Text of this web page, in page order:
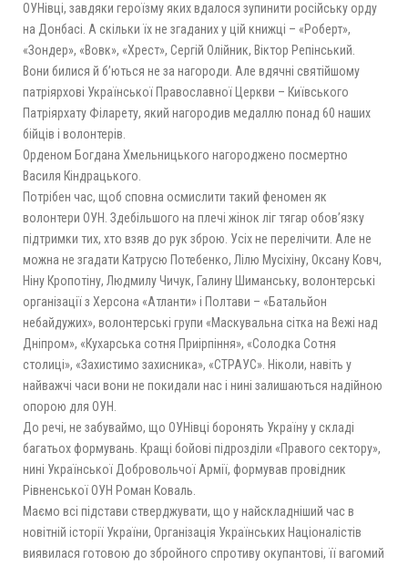
ОУНівці, завдяки героїзму яких вдалося зупинити російську орду
на Донбасі. А скільки їх не згаданих у цій книжці – «Роберт»,
«Зондер», «Вовк», «Хрест», Сергій Олійник, Віктор Репінський.
Вони билися й б’ються не за нагороди. Але вдячні святійшому
патріярхові Української Православної Церкви – Київського
Патріярхату Філарету, який нагородив медаллю понад 60 наших
бійців і волонтерів.
Орденом Богдана Хмельницького нагороджено посмертно
Василя Кіндрацького.
Потрібен час, щоб сповна осмислити такий феномен як
волонтери ОУН. Здебільшого на плечі жінок ліг тягар обов’язку
підтримки тих, хто взяв до рук зброю. Усіх не перелічити. Але не
можна не згадати Катрусю Потебенко, Лілю Мусіхіну, Оксану Ковч,
Ніну Кропотіну, Людмилу Чичук, Галину Шиманську, волонтерські
організації з Херсона «Атланти» і Полтави – «Батальйон
небайдужих», волонтерські групи «Маскувальна сітка на Вежі над
Дніпром», «Кухарська сотня Приірпіння», «Солодка Сотня
столиці», «Захистимо захисника», «СТРАУС». Ніколи, навіть у
найважчі часи вони не покидали нас і нині залишаються надійною
опорою для ОУН.
До речі, не забуваймо, що ОУНівці боронять Україну у складі
багатьох формувань. Кращі бойові підрозділи «Правого сектору»,
нині Української Добровольчої Армії, формував провідник
Рівненської ОУН Роман Коваль.
Маємо всі підстави стверджувати, що у найскладніший час в
новітній історії України, Організація Українських Націоналістів
виявилася готовою до збройного спротиву окупантові, її вагомий